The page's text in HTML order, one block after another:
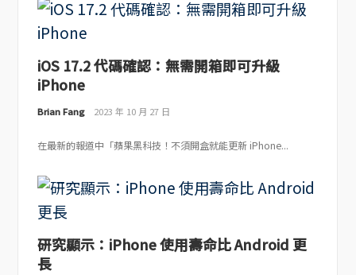
iOS 17.2 代碼確認：無需開箱即可升級
iPhone
Brian Fang 2023 年 10 月 27 日
在最新的報道中「蘋果黑科技！不須開盒就能更新 iPhone...
研究顯示：iPhone 使用壽命比 Android 更
長